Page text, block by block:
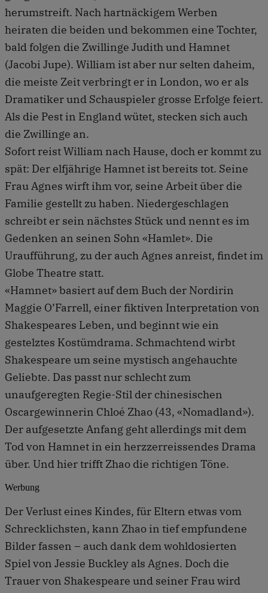
herumstreift. Nach hartnäckigem Werben
heiraten die beiden und bekommen eine Tochter,
bald folgen die Zwillinge Judith und Hamnet
(Jacobi Jupe). William ist aber nur selten daheim,
die meiste Zeit verbringt er in London, wo er als
Dramatiker und Schauspieler grosse Erfolge feiert.
Als die Pest in England wütet, stecken sich auch
die Zwillinge an.
Sofort reist William nach Hause, doch er kommt zu
spät: Der elfjährige Hamnet ist bereits tot. Seine
Frau Agnes wirft ihm vor, seine Arbeit über die
Familie gestellt zu haben. Niedergeschlagen
schreibt er sein nächstes Stück und nennt es im
Gedenken an seinen Sohn «Hamlet». Die
Uraufführung, zu der auch Agnes anreist, findet im
Globe Theatre statt.
«Hamnet» basiert auf dem Buch der Nordirin
Maggie O’Farrell, einer fiktiven Interpretation von
Shakespeares Leben, und beginnt wie ein
gestelztes Kostümdrama. Schmachtend wirbt
Shakespeare um seine mystisch angehauchte
Geliebte. Das passt nur schlecht zum
unaufgeregten Regie-Stil der chinesischen
Oscargewinnerin Chloé Zhao (43, «Nomadland»).
Der aufgesetzte Anfang geht allerdings mit dem
Tod von Hamnet in ein herzzerreissendes Drama
über. Und hier trifft Zhao die richtigen Töne.
Werbung
Der Verlust eines Kindes, für Eltern etwas vom
Schrecklichsten, kann Zhao in tief empfundene
Bilder fassen – auch dank dem wohldosierten
Spiel von Jessie Buckley als Agnes. Doch die
Trauer von Shakespeare und seiner Frau wird